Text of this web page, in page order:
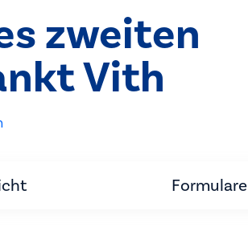
zweiten
Vith
Formulare